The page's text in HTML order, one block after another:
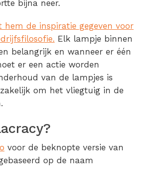
bijna neer.
hem de inspiratie gegeven voor
Elk lampje binnen
belangrijk en wanneer er één
er een actie worden
van de lampjes is
om het vliegtuig in de
voor de beknopte versie van
op de naam